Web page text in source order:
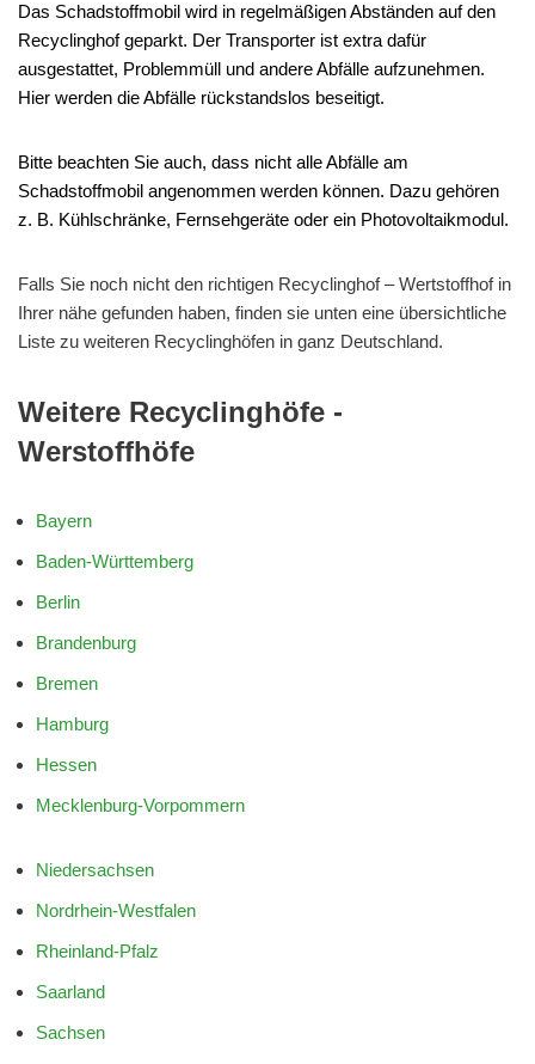
Das Schadstoffmobil wird in regelmäßigen Abständen auf den
Recyclinghof geparkt. Der Transporter ist extra dafür
ausgestattet, Problemmüll und andere Abfälle aufzunehmen.
Hier werden die Abfälle rückstandslos beseitigt.
Bitte beachten Sie auch, dass nicht alle Abfälle am
Schadstoffmobil angenommen werden können. Dazu gehören
z. B. Kühlschränke, Fernsehgeräte oder ein Photovoltaikmodul.
Falls Sie noch nicht den richtigen Recyclinghof – Wertstoffhof in
Ihrer nähe gefunden haben, finden sie unten eine übersichtliche
Liste zu weiteren Recyclinghöfen in ganz Deutschland.
Weitere Recyclinghöfe -
Werstoffhöfe
Bayern
Baden-Württemberg
Berlin
Brandenburg
Bremen
Hamburg
Hessen
Mecklenburg-Vorpommern
Niedersachsen
Nordrhein-Westfalen
Rheinland-Pfalz
Saarland
Sachsen